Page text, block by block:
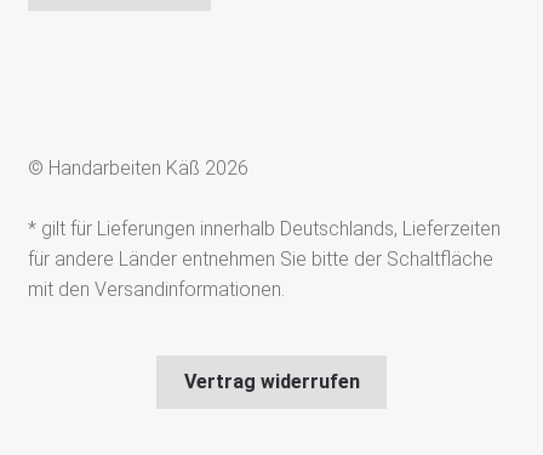
© Handarbeiten Käß 2026
* gilt für Lieferungen innerhalb Deutschlands, Lieferzeiten
für andere Länder entnehmen Sie bitte der Schaltfläche
mit den Versandinformationen.
Vertrag widerrufen